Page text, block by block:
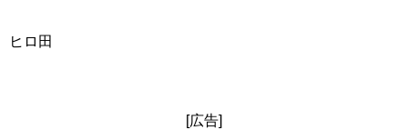
ヒロ田
[広告]